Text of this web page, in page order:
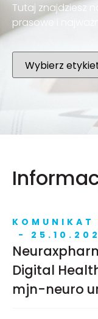
Tutaj znajdziesz
prasowe i
KOMUNIKAT
-
Digital
mjn-neuro